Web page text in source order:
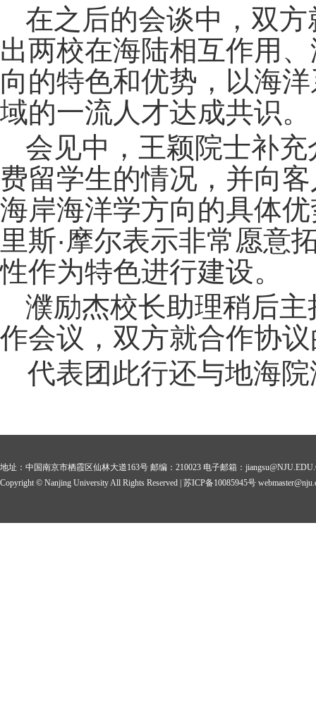
在之后的会谈中，双
出两校在海陆相互作用
向的特色和优势，以海
域的一流人才达成共识。
会见中，王颖院士补
费留学生的情况，并向
海岸海洋学方向的具体
里斯·摩尔表示非常愿意
性作为特色进行建设。
濮励杰校长助理稍后
作会议，双方就合作协
代表团此行还与地海
地址：中国南京市栖霞区仙林大道163号 邮编：210023 电子邮箱：
Copyright © Nanjing University All Rights Reserved | 苏ICP备10085945号